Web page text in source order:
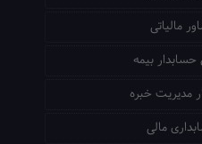
مالیاتی
بیمه
مدیریت خبره
مالی